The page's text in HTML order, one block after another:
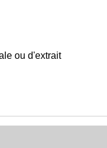
ou d'extrait